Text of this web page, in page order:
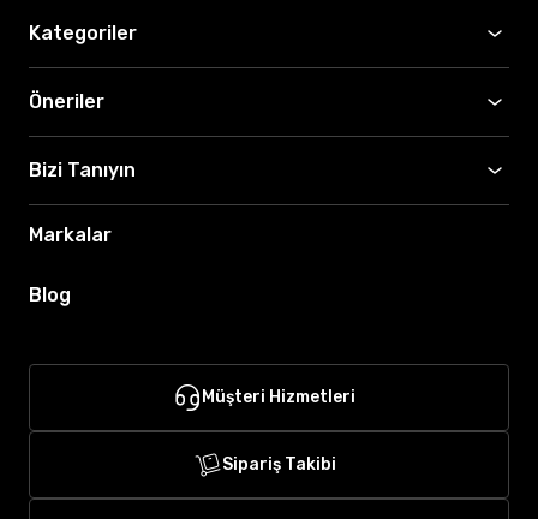
Kategoriler
Öneriler
Bizi Tanıyın
Markalar
Blog
Müşteri Hizmetleri
Sipariş Takibi